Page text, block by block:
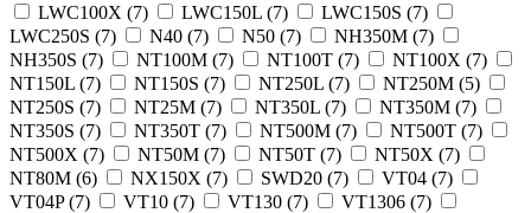
LWC100X (7) LWC150L (7) LWC150S (7)
LWC250S (7) N40 (7) N50 (7) NH350M (7)
NH350S (7) NT100M (7) NT100T (7) NT100X (7)
NT150L (7) NT150S (7) NT250L (7) NT250M (5)
NT250S (7) NT25M (7) NT350L (7) NT350M (7)
NT350S (7) NT350T (7) NT500M (7) NT500T (7)
NT500X (7) NT50M (7) NT50T (7) NT50X (7)
NT80M (6) NX150X (7) SWD20 (7) VT04 (7)
VT04P (7) VT10 (7) VT130 (7) VT1306 (7)